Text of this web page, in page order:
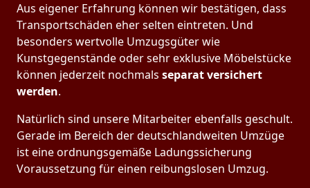
Aus eigener Erfahrung können wir bestätigen, dass
Transportschäden eher selten eintreten. Und
besonders wertvolle Umzugsgüter wie
Kunstgegenstände oder sehr exklusive Möbelstücke
können jederzeit nochmals separat versichert
werden.
Natürlich sind unsere Mitarbeiter ebenfalls geschult.
Gerade im Bereich der deutschlandweiten Umzüge
ist eine ordnungsgemäße Ladungssicherung
Voraussetzung für einen reibungslosen Umzug.